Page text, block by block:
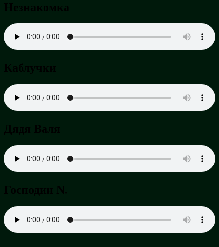
Незнакомка
Каблучки
Дядя Валя
Господин N.